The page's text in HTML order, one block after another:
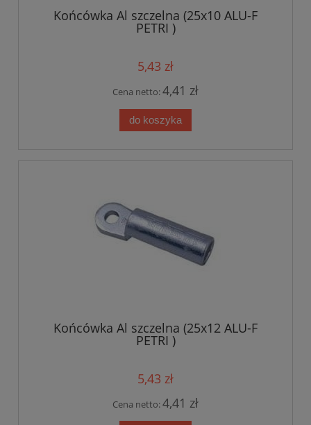
Końcówka Al szczelna (25x10 ALU-F
PETRI )
5,43 zł
Cena netto:4,41 zł
do koszyka
Końcówka Al szczelna (25x12 ALU-F
PETRI )
5,43 zł
Cena netto:4,41 zł